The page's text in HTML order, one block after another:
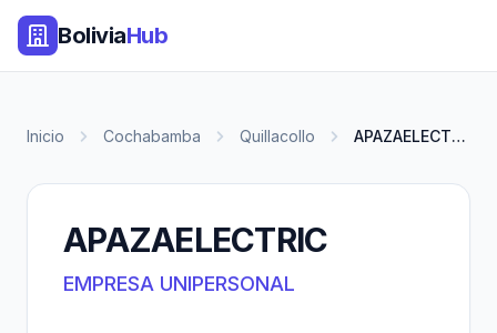
BoliviaHub
Inicio Cochabamba Quillacollo APAZAELECTRIC
APAZAELECTRIC
EMPRESA UNIPERSONAL